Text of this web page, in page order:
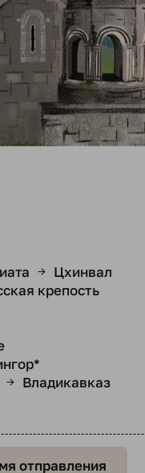
→ Цхинвал
крепость
→ Владикавказ
отправления